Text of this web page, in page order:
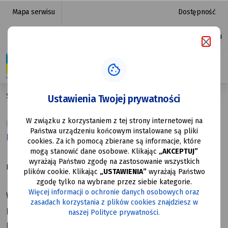
przejdź do nawigacji strony
przejdź do treści strony
przejdź do stopki strony
Uwaga!
Utrudnienia
w ruchu!
Mapa serwisu Dostępność
Ułatwienia dostępu
Platforma zakupowa
Strona główna Uwaga! Utrudnienia w ruchu!
Społeczne
Uwaga! Utrudnienia w ruchu!
Data utworzenia: 22.05.2026
W związku z realizacją zadania pt. „Aktywizacja terenów
przemysłowych w mieście Mysłowice poprzez
przebudowę układu drogowego”, generalny wykonawca -
Ustawienia Twojej prywatności
W związku z korzystaniem z tej strony internetowej na
Państwa urządzeniu końcowym instalowane są pliki
cookies. Za ich pomocą zbierane są informacje, które
mogą stanowić dane osobowe. Klikając „AKCEPTUJ”
wyrażają Państwo zgodę na zastosowanie wszystkich
plików cookie. Klikając „USTAWIENIA”wyrażają Państwo
zgodę tylko na wybrane przez siebie kategorie.
Więcej informacji o ochronie danych osobowych oraz
zasadach korzystania z plików cookies znajdziesz w
naszej Polityce prywatności.